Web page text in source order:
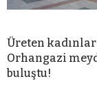
Üreten kadınlar
Orhangazi
buluştu!